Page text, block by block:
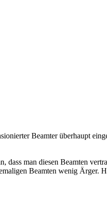
Beamter überhaupt
man diesen Beamten
Beamten wenig